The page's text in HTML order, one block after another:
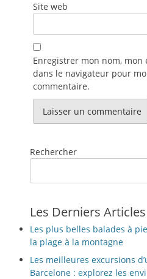
Site web
Enregistrer mon nom, mon
dans le navigateur pour
commentaire.
Rechercher
Les Derniers Articles
Les plus belles balades à
la plage à la montagne
Les meilleures excursions
Barcelone : explorez les